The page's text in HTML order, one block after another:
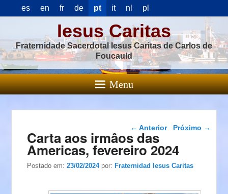
es en fr de pt it nl pl
Iesus Caritas
Fraternidade Sacerdotal Iesus Caritas de Carlos de
Foucauld
Menu
Navegação das
← Anterior Próximo →
Carta aos irmâos das
Americas, fevereiro 2024
Postado em:23/02/2024 por:Fraternidad Iesus Caritas